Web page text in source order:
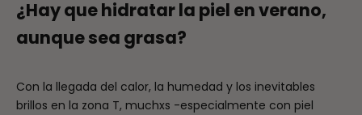
¿Hay que hidratar la piel en verano,
aunque sea grasa?
Con la llegada del calor, la humedad y los inevitables
brillos en la zona T, muchxs -especialmente con piel